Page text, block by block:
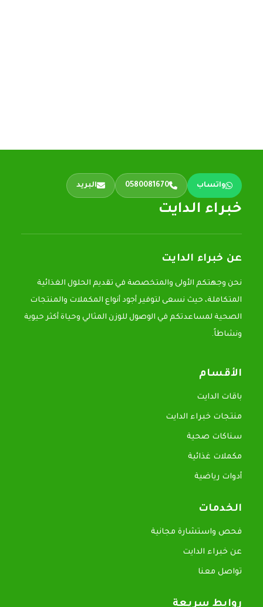
واتساب 0580081670 البريد
خبراء الدايت
عن خبراء الدايت
نحن وجهتكم الأولى والمتخصصة في تقديم الحلول الغذائية
المتكاملة، حيث نسعى لتوفير أجود أنواع المكملات والمنتجات
الصحية لمساعدتكم في الوصول للوزن المثالي وحياة أكثر حيوية
ونشاطاً.
الأقسام
باقات الدايت
منتجات خبراء الدايت
سناكات صحية
مكملات غذائية
أدوات رياضية
الخدمات
فحص واستشارة مجانية
عن خبراء الدايت
تواصل معنا
روابط سريعة